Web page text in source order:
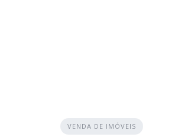
VENDA DE IMÓVEIS